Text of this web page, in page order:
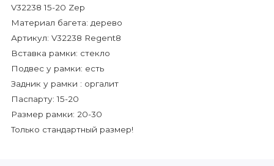
V32238 15-20 Zep
Материал багета: дерево
Артикул: V32238 Regent8
Вставка рамки: стекло
Подвес у рамки: есть
Задник у рамки : оргалит
Паспарту: 15-20
Размер рамки: 20-30
Только стандартный размер!